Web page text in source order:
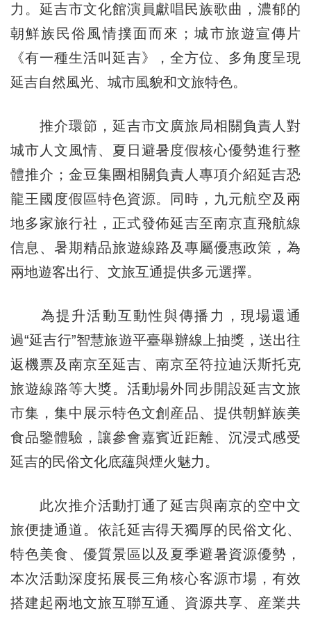
力。延吉市文化館演員獻唱民族歌曲，濃郁的
朝鮮族民俗風情撲面而來；城市旅遊宣傳片
《有一種生活叫延吉》，全方位、多角度呈現
延吉自然風光、城市風貌和文旅特色。
推介環節，延吉市文廣旅局相關負責人對
城市人文風情、夏日避暑度假核心優勢進行整
體推介；金豆集團相關負責人專項介紹延吉恐
龍王國度假區特色資源。同時，九元航空及兩
地多家旅行社，正式發佈延吉至南京直飛航線
信息、暑期精品旅遊線路及專屬優惠政策，為
兩地遊客出行、文旅互通提供多元選擇。
為提升活動互動性與傳播力，現場還通
過“延吉行”智慧旅遊平臺舉辦線上抽獎，送出往
返機票及南京至延吉、南京至符拉迪沃斯托克
旅遊線路等大獎。活動場外同步開設延吉文旅
市集，集中展示特色文創産品、提供朝鮮族美
食品鑒體驗，讓參會嘉賓近距離、沉浸式感受
延吉的民俗文化底蘊與煙火魅力。
此次推介活動打通了延吉與南京的空中文
旅便捷通道。依託延吉得天獨厚的民俗文化、
特色美食、優質景區以及夏季避暑資源優勢，
本次活動深度拓展長三角核心客源市場，有效
搭建起兩地文旅互聯互通、資源共享、産業共